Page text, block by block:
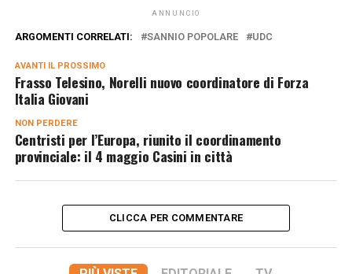
ANNUNCIO
ARGOMENTI CORRELATI: SANNIO POPOLARE UDC
AVANTI IL ​​PROSSIMO
Frasso Telesino, Norelli nuovo coordinatore di Forza
Italia Giovani
NON PERDERE
Centristi per l’Europa, riunito il coordinamento
provinciale: il 4 maggio Casini in città
CLICCA PER COMMENTARE